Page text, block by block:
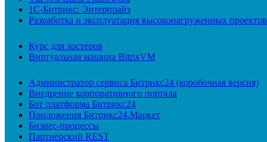
1С-Битрикс: Энтерпрайз
Разработка и эксплуатация высоконагруженных проектов
Курс для хостеров
Виртуальная машина BitrixVM
Администратор сервиса Битрикс24 (коробочная версия)
Внедрение корпоративного портала
Бот платформа Битрикс24
Приложения Битрикс24.Маркет
Бизнес-процессы
Партнёрский REST